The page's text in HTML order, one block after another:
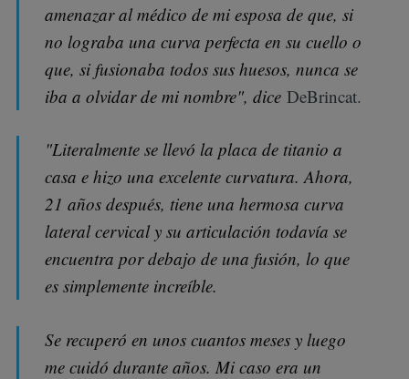
amenazar al médico de mi esposa de que, si
no lograba una curva perfecta en su cuello o
que, si fusionaba todos sus huesos, nunca se
iba a olvidar de mi nombre", diceDeBrincat.
"Literalmente se llevó la placa de titanio a
casa e hizo una excelente curvatura. Ahora,
21 años después, tiene una hermosa curva
lateral cervical y su articulación todavía se
encuentra por debajo de una fusión, lo que
es simplemente increíble.
Se recuperó en unos cuantos meses y luego
me cuidó durante años. Mi caso era un